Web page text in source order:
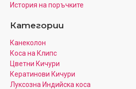
История на поръчките
Категории
Канеколон
Коса на Клипс
Цветни Кичури
Кератинови Кичури
Луксозна Индийска коса